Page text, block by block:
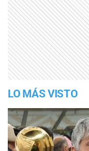
LO MÁS VISTO